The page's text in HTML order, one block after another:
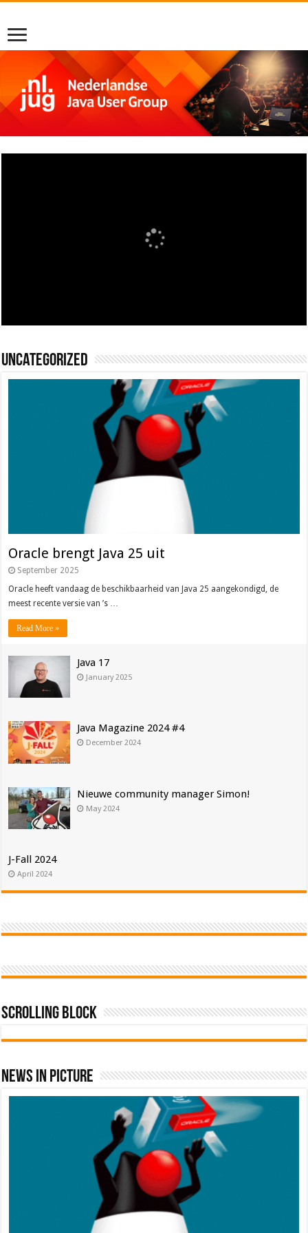
Uncategorized
Oracle brengt Java 25 uit
September 2025
Oracle heeft vandaag de beschikbaarheid van Java 25 aangekondigd, de
meest recente versie van ’s …
Read More »
Java 17
January 2025
Java Magazine 2024 #4
December 2024
Nieuwe community manager Simon!
May 2024
J-Fall 2024
April 2024
Scrolling Block
News In Picture